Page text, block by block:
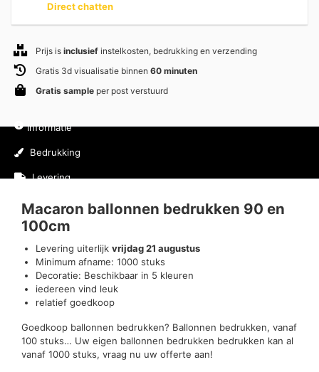
Direct chatten
Prijs is inclusief instelkosten, bedrukking en verzending
Gratis 3d visualisatie binnen 60 minuten
Gratis sample per post verstuurd
Informatie
Bedrukking
Levering
Macaron ballonnen bedrukken 90 en
100cm
Levering uiterlijk vrijdag 21 augustus
Minimum afname: 1000 stuks
Decoratie: Beschikbaar in 5 kleuren
iedereen vind leuk
relatief goedkoop
Goedkoop ballonnen bedrukken? Ballonnen bedrukken, vanaf
100 stuks… Uw eigen ballonnen bedrukken bedrukken kan al
vanaf 1000 stuks, vraag nu uw offerte aan!